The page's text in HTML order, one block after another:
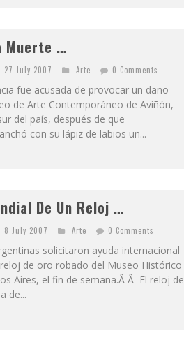
Muerte …
27 July 2007 Arte 0 Comments
fue acusada de provocar un daño
de Arte Contemporáneo de Aviñón,
del país, después de que
con su lápiz de labios un...
De Un Reloj …
8 July 2007 Arte 0 Comments
solicitaron ayuda internacional
de oro robado del Museo Histórico
Aires, el fin de semana.Â Â El reloj de
de...